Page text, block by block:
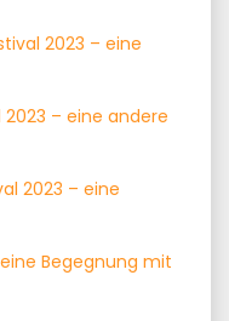
2023 – eine
2023 – eine andere
2023 – eine
Begegnung mit